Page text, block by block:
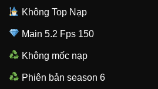
Không Top Nạp
Main 5.2 Fps 150
Không mốc nạp
Phiên bản season 6